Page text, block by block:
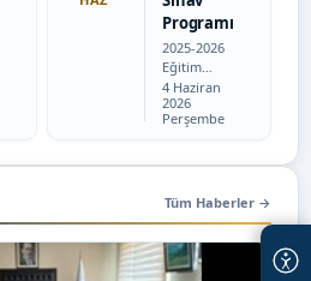
Programı
2025-2026
Eğitim
Öğretim
Yılı Bahar
Yarıyılı
Bölümü
Program ı
için
tıklayınız.
2025-2026
Tarih:
4 Haziran
2026
Perşembe
Tüm Haberler →